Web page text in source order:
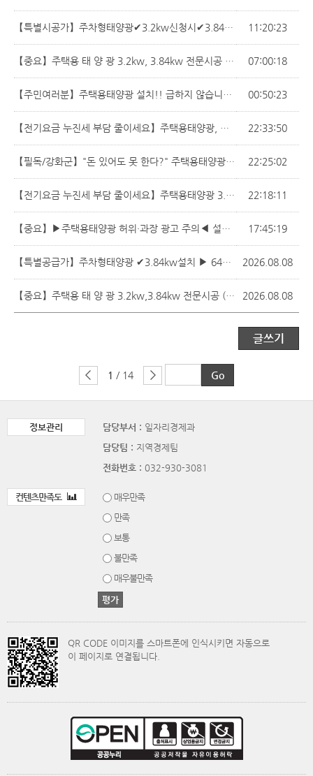
【특별시공가】주차형태양광✔3.2kw신청시✔3.84kw설치▶640W*한장 더 설치해드려요 11:20:23
【중요】주택용 태 양 광 3.2kw, 3.84kw 전문시공 (전기세 누진세 부담 더세요) 07:00:18
【주민여러분】주택용태양광 설치!! 급하지 않습니다~ 불.안.유.도. 추가비숨김.문구에 주의하세요 00:50:23
【전기요금 누진세 부담 줄이세요】주택용태양광, 한전 선로 여유 있을 때 미리 신청하세요 22:33:50
【필독/강화군】"돈 있어도 못 한다?" 주택용태양광 남은 한전 선로 용량 선점하고 전기요금 차단하세요【현대 3.2kw,3.84kw/ 태양광 전문업체 직영시공】 22:25:02
【전기요금 누진세 부담 줄이세요】주택용태양광 3.2kW·3.84kW｜직영 전문시공 22:18:11
【중요】▶주택용태양광 허위·과장 광고 주의◀ 설치 전 꼭 확인해야 할 소비자 보호 안내 17:45:19
【특별공급가】주차형태양광 ✔3.84kw설치 ▶ 640W*한장 더 설치해드려요 2026.08.08
【중요】주택용 태 양 광 3.2kw,3.84kw 전문시공 (전기세 누진세 부담 더세요) 2026.08.08
글쓰기
1 / 14
정보관리 담당부서 : 일자리경제과
담당팀 : 지역경제팀
전화번호 : 032-930-3081
컨텐츠만족도
매우만족
만족
보통
불만족
매우불만족
QR CODE 이미지를 스마트폰에 인식시키면 자동으로
이 페이지로 연결됩니다.